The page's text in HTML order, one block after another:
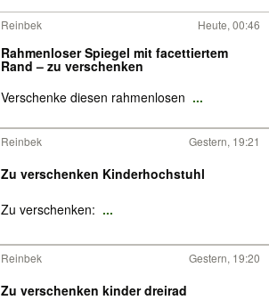
Reinbek Heute, 00:46
Rahmenloser Spiegel mit facettiertem
Rand – zu verschenken
Verschenke diesen rahmenlosen ...
Reinbek Gestern, 19:21
Zu verschenken Kinderhochstuhl
Zu verschenken: ...
Reinbek Gestern, 19:20
Zu verschenken kinder dreirad